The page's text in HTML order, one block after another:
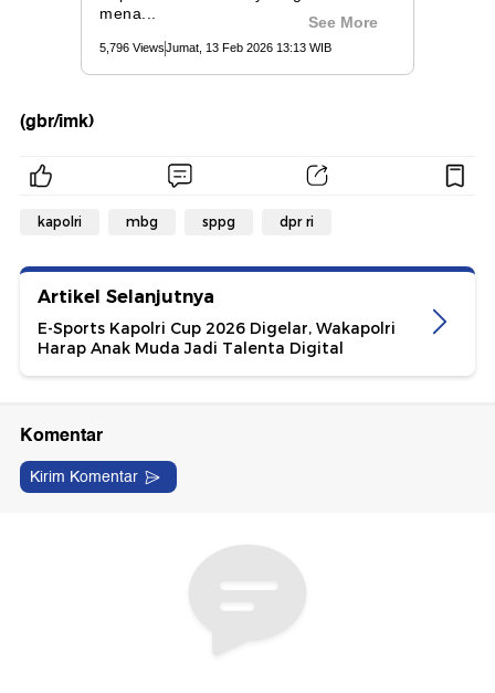
(gbr/imk)
kapolri mbg sppg dpr ri
Artikel Selanjutnya
E-Sports Kapolri Cup 2026 Digelar, Wakapolri
Harap Anak Muda Jadi Talenta Digital